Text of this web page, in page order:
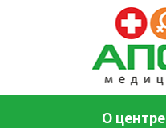
О центре